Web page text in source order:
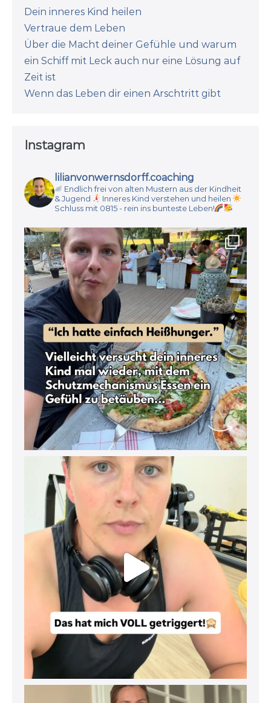
Dein inneres Kind heilen
Vertraue dem Leben
Über die Macht deiner Gefühle und warum
ein Schiff mit Leck auch nur eine Lösung auf
Zeit ist
Wenn das Leben dir einen Arschtritt gibt
Instagram
lilianvonwernsdorff.coaching
Endlich frei von alten Mustern aus der Kindheit
& Jugend
Inneres Kind verstehen und heilen
Schluss mit 0815 - rein ins bunteste Leben!